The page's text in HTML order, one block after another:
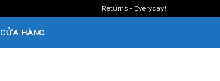
Returns - Everyday!
CỬA HÀNG